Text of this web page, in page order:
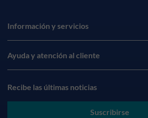
Información y servicios
Ayuda y atención al cliente
Recibe las últimas noticias
Suscribirse